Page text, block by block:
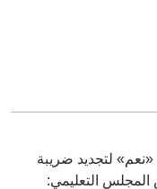
لتجديد ضريبة
المجلس التعليمي: